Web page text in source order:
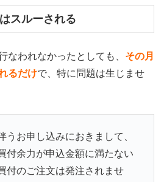
スルーされる
なわれなかったとしても、 その月
るだけで、特に問題は生じませ
うお申し込みにおきまして、
付余力が申込金額に満たない
付のご注文は発注されませ